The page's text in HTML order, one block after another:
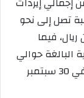
ريال ونسبة تصل إلى نحو
البالغ 612 مليون ريال، فيما
البالغة حوالي
2 %، وذلك بنهاية السنة المالية المنتهية في 30 سبتمبر